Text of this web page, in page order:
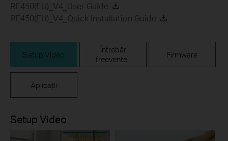
RE450(EU)_V4_User Guide
RE450(EU)_V4_Quick Installation Guide
Setup Video
Întrebări
frecvente
Firmware
Aplicații
Setup Video